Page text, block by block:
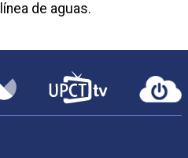
de aguas.